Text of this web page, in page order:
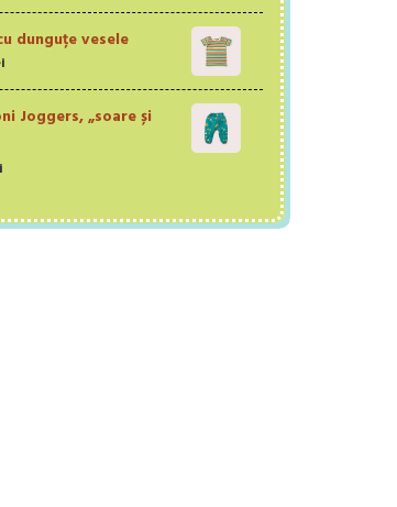
dunguțe vesele
Joggers, „soare și